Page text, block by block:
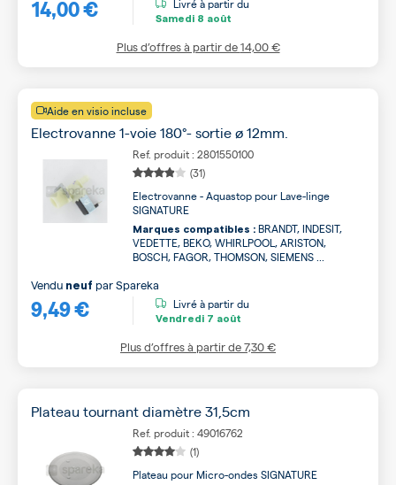
14,00 € Livré à partir du
Samedi 8 août
Plus d’offres à partir de14,00 €
Aide en visio incluse
Electrovanne 1-voie 180°- sortie ø 12mm.
Ref. produit : 2801550100
(31)
Electrovanne - Aquastop pour Lave-linge
SIGNATURE
Marques compatibles : BRANDT, INDESIT,
VEDETTE, BEKO, WHIRLPOOL, ARISTON,
BOSCH, FAGOR, THOMSON, SIEMENS ...
9,49 €
Vendu neuf parSpareka
Livré à partir du
Vendredi 7 août
Plus d’offres à partir de7,30 €
Plateau tournant diamètre 31,5cm
Ref. produit : 49016762
(1)
Plateau pour Micro-ondes SIGNATURE